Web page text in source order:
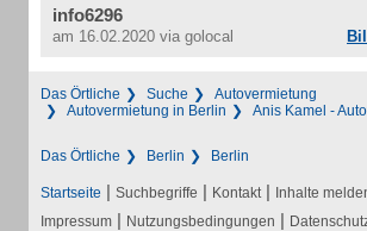
info6296
am 16.02.2020 via golocal
Das Örtliche Suche
Autovermietung
Autovermietung in Berlin
Anis Kamel -
Das Örtliche Berlin Berlin
Startseite | Suchbegriffe | Kontakt | Inhalte
Impressum | Nutzungsbedingungen |